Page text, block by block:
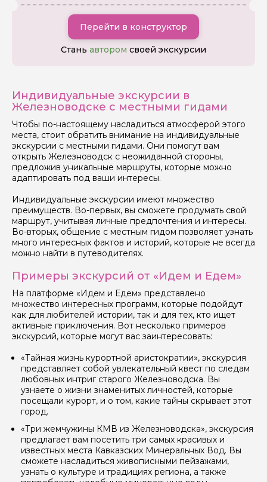
Перейти в конструктор
Стань автором своей экскурсии
Индивидуальные экскурсии в
Железноводске с местными гидами
Чтобы по-настоящему насладиться атмосферой этого
места, стоит обратить внимание на индивидуальные
экскурсии с местными гидами. Они помогут вам
открыть Железноводск с неожиданной стороны,
предложив уникальные маршруты, которые можно
адаптировать под ваши интересы.
Индивидуальные экскурсии имеют множество
преимуществ. Во-первых, вы сможете продумать свой
маршрут, учитывая личные предпочтения и интересы.
Во-вторых, общение с местным гидом позволяет узнать
много интересных фактов и историй, которые не всегда
можно найти в путеводителях.
Примеры экскурсий от «Идем и Едем»
На платформе «Идем и Едем» представлено
множество интересных программ, которые подойдут
как для любителей истории, так и для тех, кто ищет
активные приключения. Вот несколько примеров
экскурсий, которые могут вас заинтересовать:
«Тайная жизнь курортной аристократии», экскурсия
представляет собой увлекательный квест по следам
любовных интриг старого Железноводска. Вы
узнаете о жизни знаменитых личностей, которые
посещали курорт, и о том, какие тайны скрывает этот
город.
«Три жемчужины КМВ из Железноводска», экскурсия
предлагает вам посетить три самых красивых и
известных места Кавказских Минеральных Вод. Вы
сможете насладиться живописными пейзажами,
узнать о культуре и традициях региона, а также
Как вас зовут
Ваш номер телефона
Вопросы и комментарии
Если у вас есть интересующие вопросы, можете их
задать
данных
Отправить